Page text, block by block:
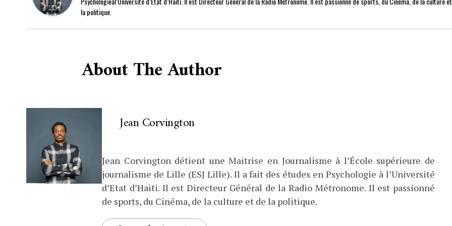
la politique.
About The Author
Jean Corvington
Jean Corvington détient une Maitrise en Journalisme à l’École supérieure de
journalisme de Lille (ESJ Lille). Il a fait des études en Psychologie à l’Université
d’Etat d’Haiti. Il est Directeur Général de la Radio Métronome. Il est passionné
de sports, du Cinéma, de la culture et de la politique.